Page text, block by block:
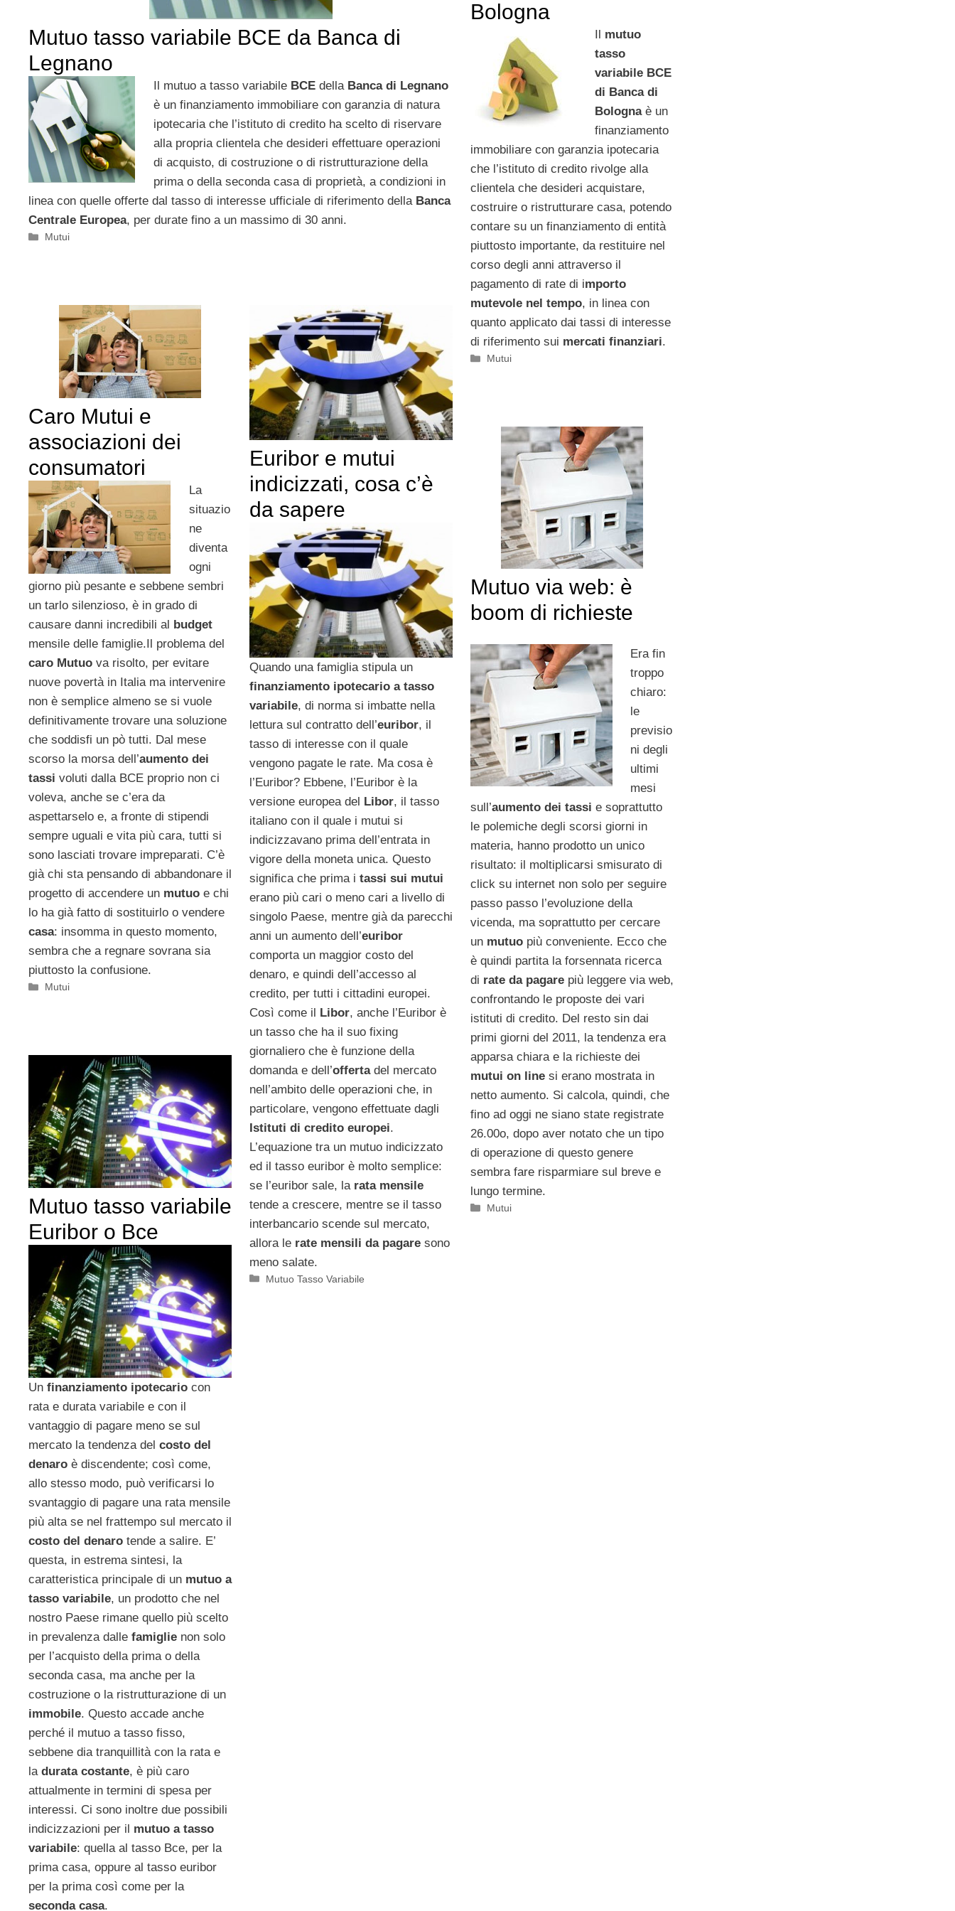
Mutuo tasso variabile BCE da Banca di
Legnano
Il mutuo a tasso variabile BCE dellaBanca di Legnano
è un finanziamento immobiliare con garanzia di natura
ipotecaria che l’istituto di credito ha scelto di riservare
alla propria clientela che desideri effettuare operazioni
di acquisto, di costruzione o di ristrutturazione della
prima o della seconda casa di proprietà, a condizioni in
linea con quelle offerte dal tasso di interesse ufficiale di riferimento della Banca
Centrale Europea, per durate fino a un massimo di 30 anni.
Categorie
Mutui
Bologna
mutuo
tasso
variabile BCE
di Banca di
Bolognaè un
finanziamento
immobiliare con garanzia ipotecaria
che l’istituto di credito rivolge alla
clientela che desideri acquistare,
costruire o ristrutturare casa, potendo
contare su un finanziamento di entità
piuttosto importante, da restituire nel
corso degli anni attraverso il
pagamento di rate di importo
mutevole nel tempo, in linea con
quanto applicato dai tassi di interesse
di riferimento sui mercati finanziari.
Categorie
Mutui
Caro Mutui e
associazioni dei
consumatori
La
situazio
ne
diventa
ogni
giorno più pesante e sebbene sembri
un tarlo silenzioso, è in grado di
causare danni incredibili al budget
mensile delle famiglie.Il problema del
caro Mutuo va risolto, per evitare
nuove povertà in Italia ma intervenire
non è semplice almeno se si vuole
definitivamente trovare una soluzione
che soddisfi un pò tutti. Dal mese
scorso la morsa dell’aumento dei
tassi voluti dalla BCE proprio non ci
voleva, anche se c’era da
aspettarselo e, a fronte di stipendi
sempre uguali e vita più cara, tutti si
sono lasciati trovare impreparati. C’è
già chi sta pensando di abbandonare il
progetto di accendere un mutuo e chi
lo ha già fatto di sostituirlo o vendere
casa: insomma in questo momento,
sembra che a regnare sovrana sia
piuttosto la confusione.
Categorie
Mutui
Euribor e mutui
indicizzati, cosa c’è
da sapere
Quando una famiglia stipula un
finanziamento ipotecario a tasso
variabile, di norma si imbatte nella
lettura sul contratto dell’euribor, il
tasso di interesse con il quale
vengono pagate le rate. Ma cosa è
l’Euribor? Ebbene, l’Euribor è la
versione europea del Libor, il tasso
italiano con il quale i mutui si
indicizzavano prima dell’entrata in
vigore della moneta unica. Questo
significa che prima i tassi sui mutui
erano più cari o meno cari a livello di
singolo Paese, mentre già da parecchi
anni un aumento dell’euribor
comporta un maggior costo del
denaro, e quindi dell’accesso al
credito, per tutti i cittadini europei.
Così come il Libor, anche l’Euribor è
un tasso che ha il suo fixing
giornaliero che è funzione della
domanda e dell’offerta del mercato
nell’ambito delle operazioni che, in
particolare, vengono effettuate dagli
Istituti di credito europei.
L’equazione tra un mutuo indicizzato
ed il tasso euribor è molto semplice:
se l’euribor sale, larata mensile
tende a crescere, mentre se il tasso
interbancario scende sul mercato,
allora le rate mensili da pagaresono
meno salate.
Categorie
Mutuo Tasso Variabile
Mutuo via web: è
boom di richieste
Era fin
troppo
chiaro:
le
previsio
ni degli
ultimi
mesi
sull’aumento dei tassi e soprattutto
le polemiche degli scorsi giorni in
materia, hanno prodotto un unico
risultato: il moltiplicarsi smisurato di
click su internet non solo per seguire
passo passo l’evoluzione della
vicenda, ma soprattutto per cercare
unmutuo più conveniente. Ecco che
è quindi partita la forsennata ricerca
di rate da pagarepiù leggere via web,
confrontando le proposte dei vari
istituti di credito. Del resto sin dai
primi giorni del 2011, la tendenza era
apparsa chiara e la richieste dei
mutui on linesi erano mostrata in
netto aumento. Si calcola, quindi, che
fino ad oggi ne siano state registrate
26.00o, dopo aver notato che un tipo
di operazione di questo genere
sembra fare risparmiare sul breve e
lungo termine.
Categorie
Mutui
Mutuo tasso variabile
Euribor o Bce
Un finanziamento ipotecario con
rata e durata variabile e con il
vantaggio di pagare meno se sul
mercato la tendenza del costo del
denaro è discendente; così come,
allo stesso modo, può verificarsi lo
svantaggio di pagare una rata mensile
più alta se nel frattempo sul mercato il
costo del denaro tende a salire. E’
questa, in estrema sintesi, la
caratteristica principale di un mutuo a
tasso variabile, un prodotto che nel
nostro Paese rimane quello più scelto
in prevalenza dalle famiglie non solo
per l’acquisto della prima o della
seconda casa, ma anche per la
costruzione o la ristrutturazione di un
immobile. Questo accade anche
perché il mutuo a tasso fisso,
sebbene dia tranquillità con la rata e
la durata costante, è più caro
attualmente in termini di spesa per
interessi. Ci sono inoltre due possibili
indicizzazioni per il mutuo a tasso
variabile: quella al tasso Bce, per la
prima casa, oppure al tasso euribor
per la prima così come per la
seconda casa.